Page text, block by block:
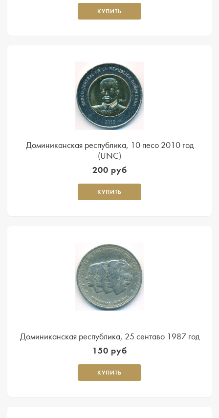
КУПИТЬ
Доминиканская республика, 10 песо 2010 год
(UNC)
200 руб
КУПИТЬ
Доминиканская республика, 25 сентаво 1987 год
150 руб
КУПИТЬ